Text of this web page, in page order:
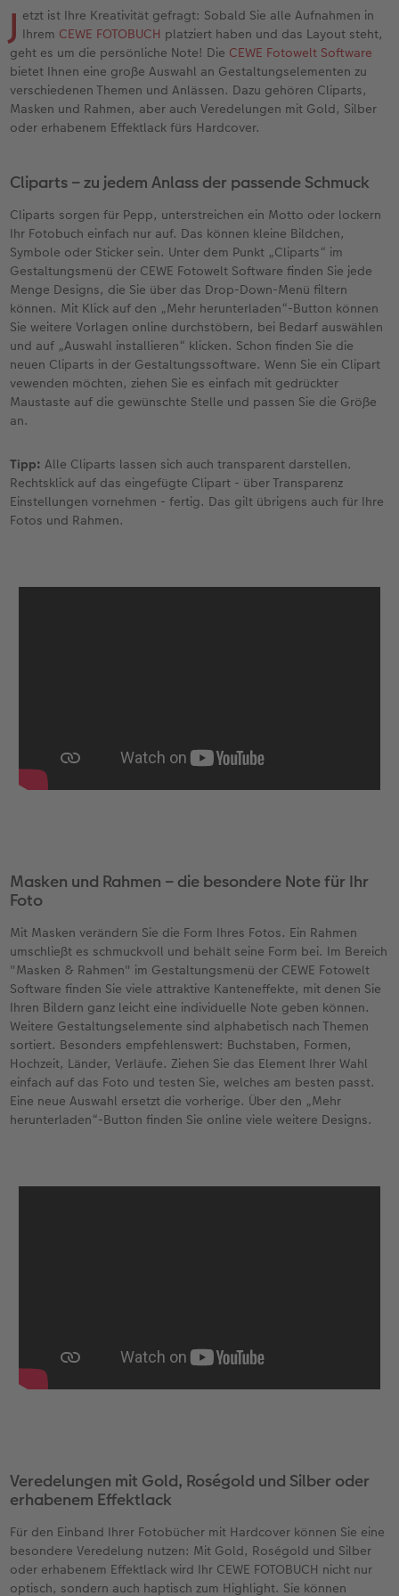
Erinnerungstasche
Personalisierter Schuber
Bestellwege
Inspiration
Jahrbuch
Reisefotobuch
Kundenbeispiele
Webinare & VHS
Fotobuch für Anfänger
Erste Schritte
Neuheiten
Fotocollage
hexxas
Acrylglas
Alu Dibond
Gallery Print
Hartschaum
Mehrteiler
Bestellwege
Ideen zur Wandgestaltung
CEWE myPhotos
Extras
Fotosets
Fotosticker
Art Prints
Premium Poster
Rahmen
Fotogrößen & Formate
Bestellwege
Last Minute Fotos
CEWE myPhotos
Fotos digitalisieren
Extras
Sofortfotos
Sofortsticker
Sofortfotos mit Rahmen
Sofortfotos mit Text
Sofortfotos mit Design
Sofortfotostreifen
Sofortfotogrußkarten
Sofortfotosets
Sofortfotocollagen
Mehrteilige Sofortfotos
Fototassen
Emaille Becher
Trinkflasche
Dekoration
Schule & Büro
Textilien
Art Prints
Faber-Castell
Foto-Geschenkbox
CEWE Geschenkgutschein
CEWE myPhotos
Babykarten
Geburtskarten
Taufkarten
Postkarten
Fotokarten
Digitale Grußkarte
Bestellwege
Papierqualitäten
Weitere Anlässe
CEWE myPhotos
Silikonhüllen
Handykette
Kunststoffhüllen
Lederhüllen
Holzhüllen
Bio-based Case
Mit Design
Bestellwege
Inspiration
Neuheiten
Wandkalender Fineline
Kundenbeispiele
Papierqualitäten
Bestellwege
Designvorlagen
Kalender mit fertigem Design
Gestaltungsideen
CEWE myPhotos
Neuheiten
Extras
für Männer
für Frauen
für Freundinnen
für Kinder
für Großeltern
für Tierfreunde
Einfach & schnell gestaltet
Besondere Geschenkideen
CEWE myPhotos
Baby
Erste Schritte
Kreative Ideen mit Sofortfotos
Gestaltungsideen
Fotobuch für Anfänger
Softwaretipps
Videotutorials
Anleitungen & Hilfe
Fototipps
Fotowettbewerbe
Neuheiten
Neue Funktionen
Erste Schritte
Softwaretipps
Videotutorials
J etzt ist Ihre Kreativität gefragt: Sobald Sie alle Aufnahmen in
Ihrem CEWE FOTOBUCH platziert haben und das Layout steht,
geht es um die persönliche Note! Die CEWE Fotowelt Software
bietet Ihnen eine große Auswahl an Gestaltungselementen zu
verschiedenen Themen und Anlässen. Dazu gehören Cliparts,
Masken und Rahmen, aber auch Veredelungen mit Gold, Silber
oder erhabenem Effektlack fürs Hardcover.
Cliparts – zu jedem Anlass der passende Schmuck
Cliparts sorgen für Pepp, unterstreichen ein Motto oder lockern
Ihr Fotobuch einfach nur auf. Das können kleine Bildchen,
Symbole oder Sticker sein. Unter dem Punkt „Cliparts“ im
Gestaltungsmenü der CEWE Fotowelt Software finden Sie jede
Menge Designs, die Sie über das Drop-Down-Menü filtern
können. Mit Klick auf den „Mehr herunterladen“-Button können
Sie weitere Vorlagen online durchstöbern, bei Bedarf auswählen
und auf „Auswahl installieren“ klicken. Schon finden Sie die
neuen Cliparts in der Gestaltungssoftware. Wenn Sie ein Clipart
vewenden möchten, ziehen Sie es einfach mit gedrückter
Maustaste auf die gewünschte Stelle und passen Sie die Größe
an.
Tipp: Alle Cliparts lassen sich auch transparent darstellen.
Rechtsklick auf das eingefügte Clipart - über Transparenz
Einstellungen vornehmen - fertig. Das gilt übrigens auch für Ihre
Fotos und Rahmen.
Masken und Rahmen – die besondere Note für Ihr
Foto
Mit Masken verändern Sie die Form Ihres Fotos. Ein Rahmen
umschließt es schmuckvoll und behält seine Form bei. Im Bereich
"Masken & Rahmen" im Gestaltungsmenü der CEWE Fotowelt
Software finden Sie viele attraktive Kanteneffekte, mit denen Sie
Ihren Bildern ganz leicht eine individuelle Note geben können.
Weitere Gestaltungselemente sind alphabetisch nach Themen
sortiert. Besonders empfehlenswert: Buchstaben, Formen,
Hochzeit, Länder, Verläufe. Ziehen Sie das Element Ihrer Wahl
einfach auf das Foto und testen Sie, welches am besten passt.
Eine neue Auswahl ersetzt die vorherige. Über den „Mehr
herunterladen“-Button finden Sie online viele weitere Designs.
Veredelungen mit Gold, Roségold und Silber oder
erhabenem Effektlack
Für den Einband Ihrer Fotobücher mit Hardcover können Sie eine
besondere Veredelung nutzen: Mit Gold, Roségold und Silber
oder erhabenem Effektlack wird Ihr CEWE FOTOBUCH nicht nur
optisch, sondern auch haptisch zum Highlight. Sie können